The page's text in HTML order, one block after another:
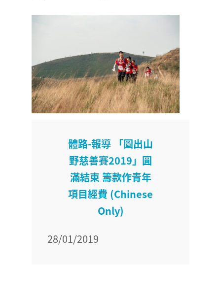
體路-報導 「圖出山
野慈善賽2019」圓
滿結束 籌款作青年
項目經費 (Chinese
Only)
28/01/2019